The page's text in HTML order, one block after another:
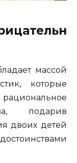
массой
которые
подарив
двоих детей